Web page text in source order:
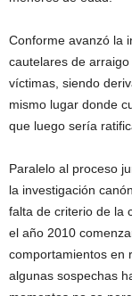
Conforme avanzó la
cautelares de
víctimas, siendo
mismo lugar donde
que luego sería
Paralelo al proceso
la investigación
falta de criterio de la
el año 2010
comportamientos en
algunas sospechas